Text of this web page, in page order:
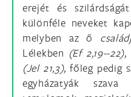
erejét és
különféle neveket
melyben az ő
Lélekben (Ef 2,19--22),
(Jel 21,3), főleg pedig
egyházatyák